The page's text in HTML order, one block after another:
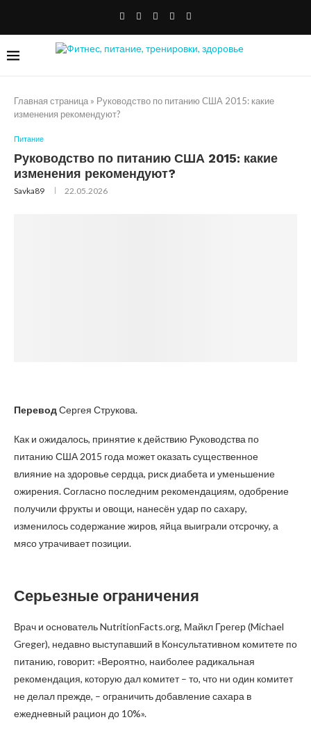
Главная страница » Руководство по питанию США 2015: какие
изменения рекомендуют?
Питание
Руководство по питанию США 2015: какие
изменения рекомендуют?
Savka89 22.05.2026
ПереводСергея Струкова.
Как и ожидалось, принятие к действию Руководства по
питанию США 2015 года может оказать существенное
влияние на здоровье сердца, риск диабета и уменьшение
ожирения. Согласно последним рекомендациям, одобрение
получили фрукты и овощи, нанесён удар по сахару,
изменилось содержание жиров, яйца выиграли отсрочку, а
мясо утрачивает позиции.
Серьезные ограничения
Врач и основатель NutritionFacts.org, Майкл Грегер (Michael
Greger), недавно выступавший в Консультативном комитете по
питанию, говорит: «Вероятно, наиболее радикальная
рекомендация, которую дал комитет – то, что ни один комитет
не делал прежде, – ограничить добавление сахара в
ежедневный рацион до 10%».